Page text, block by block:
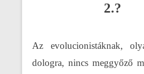
2.?
Az evolucionistáknak,
dologra, nincs meggyőző